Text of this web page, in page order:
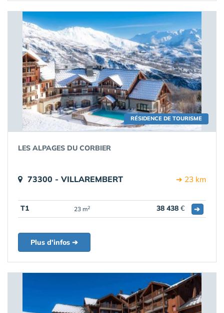
RÉSIDENCE DE TOURISME
LES ALPAGES DU CORBIER
73300 - VILLAREMBERT ➔ 23 km
T1 23 m2 38 438 € ➔
Plus d'infos ➔